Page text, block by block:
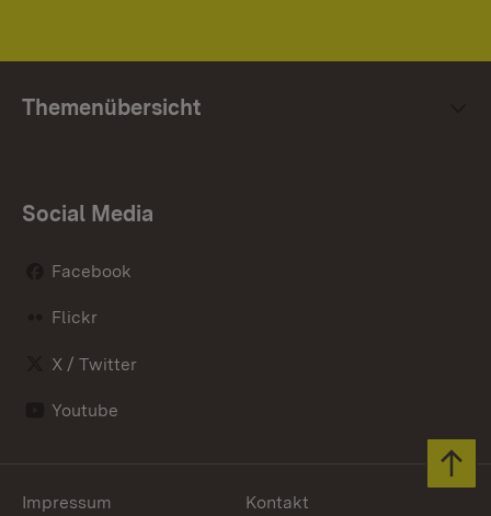
Themenübersicht
Social Media
Facebook
Flickr
X / Twitter
Youtube
Impressum Kontakt